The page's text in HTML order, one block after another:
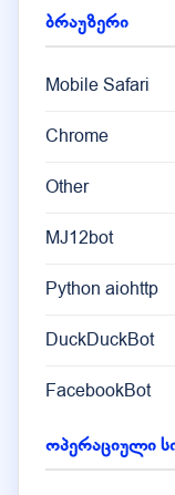
ბრაუზერი
Mobile Safari
Chrome
Other
MJ12bot
Python aiohttp
DuckDuckBot
FacebookBot
Googlebot
ოპერაციული